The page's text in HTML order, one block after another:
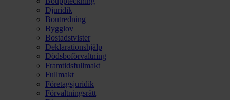
Djuridik
Boutredning
Bygglov
Bostadstvister
Deklarationshjälp
Dödsboförvaltning
Framtidsfullmakt
Fullmakt
Företagsjuridik
Förvaltningsrätt